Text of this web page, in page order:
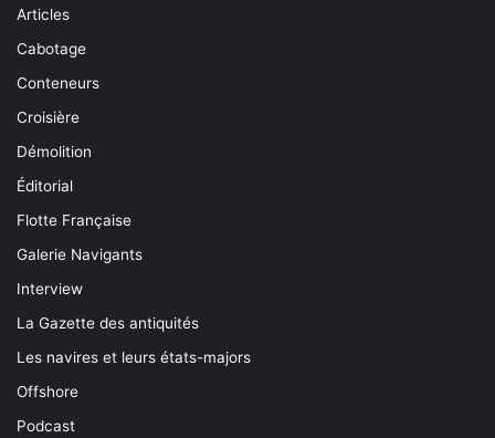
Articles
Cabotage
Conteneurs
Croisière
Démolition
Éditorial
Flotte Française
Galerie Navigants
Interview
La Gazette des antiquités
Les navires et leurs états-majors
Offshore
Podcast